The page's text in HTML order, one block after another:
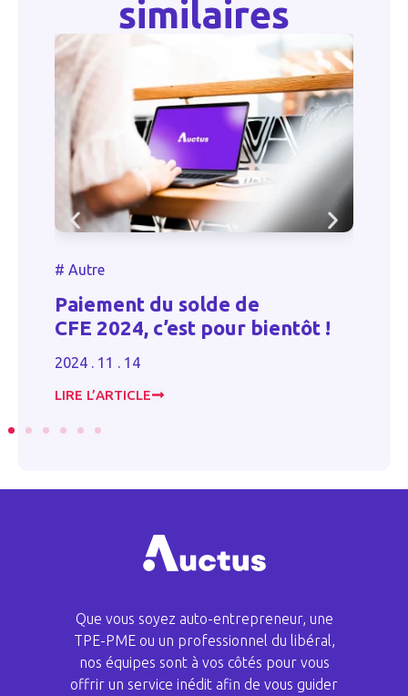
similaires
# Autre
Paiement du solde de
CFE 2024, c’est pour bientôt !
2024 . 11 . 14
LIRE L’ARTICLE
Que vous soyez auto-entrepreneur, une
TPE-PME ou un professionnel du libéral,
nos équipes sont à vos côtés pour vous
offrir un service inédit afin de vous guider